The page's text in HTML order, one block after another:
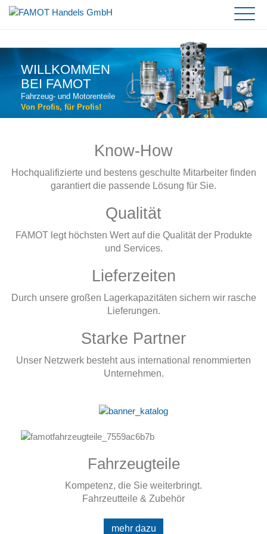
Motorenteile
Unternehmen
Team
Service und Kontakt
Online Shop
WILLKOMMEN
BEI FAMOT
Fahrzeug- und Motorenteile
Von Profis, für Profis!
Know-How
Hochqualifizierte und bestens geschulte Mitarbeiter finden
garantiert die passende Lösung für Sie.
Qualität
FAMOT legt höchsten Wert auf die Qualität der Produkte
und Services.
Lieferzeiten
Durch unsere großen Lager­kapazitäten sichern wir rasche
Lieferungen.
Starke Partner
Unser Netzwerk besteht aus international renommierten
Unternehmen.
Fahrzeugteile
Kompetenz, die Sie weiterbringt.
Fahrzeutteile & Zubehör
mehr dazu